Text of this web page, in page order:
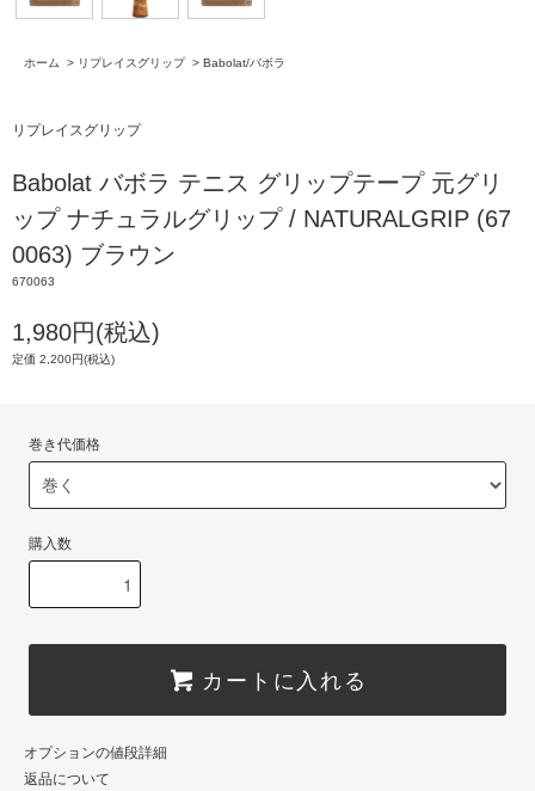
ホーム > リプレイスグリップ > Babolat/バボラ
リプレイスグリップ
Babolat バボラ テニス グリップテープ 元グリ
ップ ナチュラルグリップ / NATURALGRIP (67
0063) ブラウン
670063
1,980円(税込)
定価 2,200円(税込)
巻き代価格
購入数
カートに入れる
オプションの値段詳細
返品について